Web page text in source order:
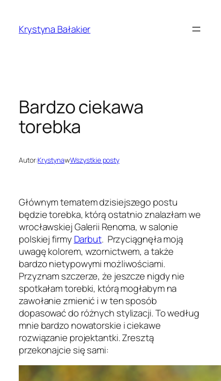
treściKrystyna Bałakier
Bardzo ciekawa
torebka
Autor:KrystynawWszystkie posty
Głównym tematem dzisiejszego postu
będzie torebka, którą ostatnio znalazłam we
wrocławskiej Galerii Renoma, w salonie
polskiej firmy Darbut. Przyciągnęła moją
uwagę kolorem, wzornictwem, a także
bardzo nietypowymi możliwościami.
Przyznam szczerze, że jeszcze nigdy nie
spotkałam torebki, którą mogłabym na
zawołanie zmienić i w ten sposób
dopasować do różnych stylizacji. To według
mnie bardzo nowatorskie i ciekawe
rozwiązanie projektantki. Zresztą
przekonajcie się sami: